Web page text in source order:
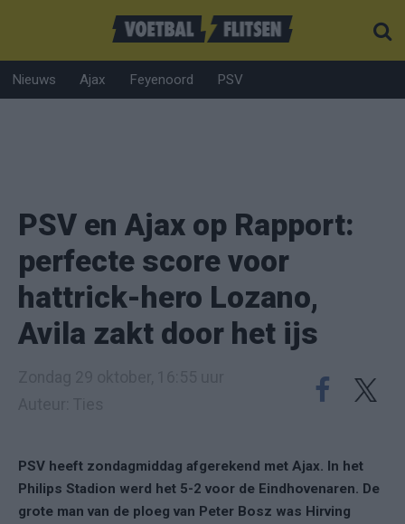
Nieuws Ajax Feyenoord PSV
PSV en Ajax op Rapport:
perfecte score voor
hattrick-hero Lozano,
Avila zakt door het ijs
PSV heeft zondagmiddag afgerekend met Ajax. In het
Philips Stadion werd het 5-2 voor de Eindhovenaren. De
grote man van de ploeg van Peter Bosz was Hirving